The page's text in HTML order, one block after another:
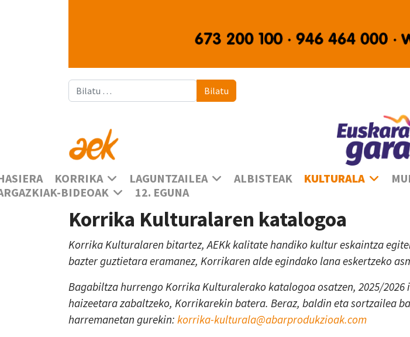
Bilatu Bilatu
KORRIKA LAGUNTZAILEA ALBISTEAK KULTURALA
BIDEOAK
12. EGUNA
Korrika Kulturalaren katalogoa
Korrika Kulturalaren bitartez, AEKk kalitate handiko kultur eskaintza
bazter guztietara eramanez, Korrikaren alde egindako lana eskertzeko
Bagabiltza hurrengo Korrika Kulturalerako katalogoa osatzen, 2025/
haizeetara zabaltzeko, Korrikarekin batera. Beraz, baldin eta sortzailea
harremanetan gurekin: korrika-kulturala@abarprodukzioak.com